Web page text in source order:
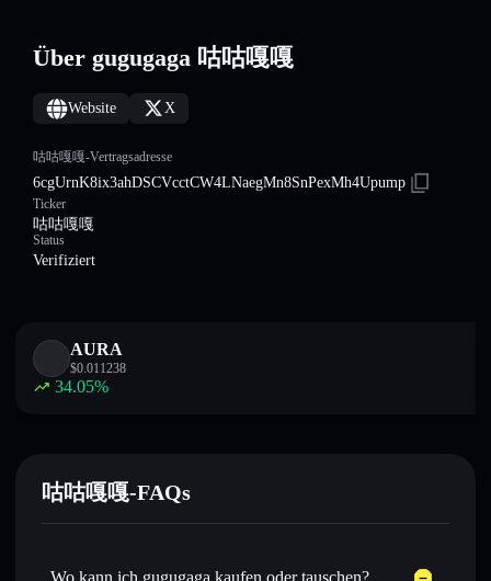
Über gugugaga 咕咕嘎嘎
Website X
咕咕嘎嘎-Vertragsadresse
6cgUrnK8ix3ahDSCVcctCW4LNaegMn8SnPexMh4Upump
Ticker
咕咕嘎嘎
Status
Verifiziert
AURA
$0.011238
34.05%
咕咕嘎嘎-FAQs
Wo kann ich gugugaga kaufen oder tauschen?